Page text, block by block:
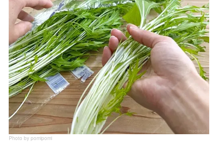
Photo by pomipomi